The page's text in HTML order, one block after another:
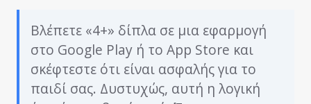
Βλέπετε «4+» δίπλα σε μια εφαρμογή
στο Google Play ή το App Store και
σκέφτεστε ότι είναι ασφαλής για το
παιδί σας. Δυστυχώς, αυτή η λογική